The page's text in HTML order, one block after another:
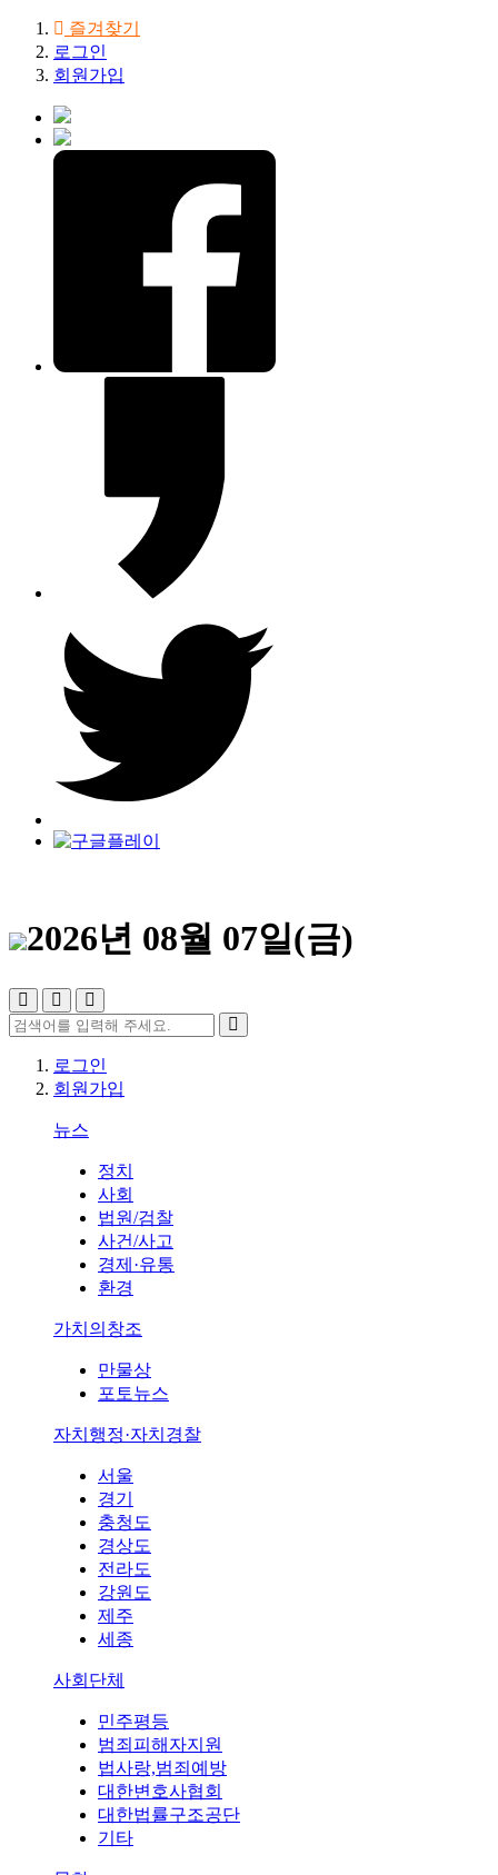
즐겨찾기
로그인
회원가입
2026년 08월 07일(금)
로그인
회원가입
뉴스
정치
사회
법원/검찰
사건/사고
경제·유통
환경
가치의창조
만물상
포토뉴스
자치행정·자치경찰
서울
경기
충청도
경상도
전라도
강원도
제주
세종
사회단체
민주평등
범죄피해자지원
법사랑,범죄예방
대한변호사협회
대한법률구조공단
기타